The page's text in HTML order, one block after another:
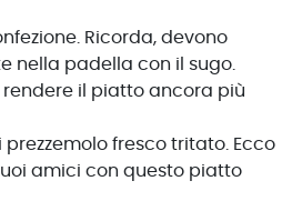
Ricorda, devono
nella padella con il sugo.
il piatto ancora più
fresco tritato. Ecco
amici con questo piatto